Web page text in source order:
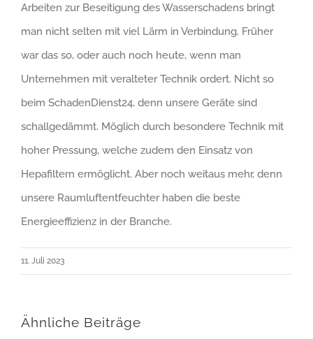
Arbeiten zur Beseitigung des Wasserschadens bringt
man nicht selten mit viel Lärm in Verbindung. Früher
war das so, oder auch noch heute, wenn man
Unternehmen mit veralteter Technik ordert. Nicht so
beim SchadenDienst24, denn unsere Geräte sind
schallgedämmt. Möglich durch besondere Technik mit
hoher Pressung, welche zudem den Einsatz von
Hepafiltern ermöglicht. Aber noch weitaus mehr, denn
unsere Raumluftentfeuchter haben die beste
Energieeffizienz in der Branche.
11. Juli 2023
Ähnliche Beiträge